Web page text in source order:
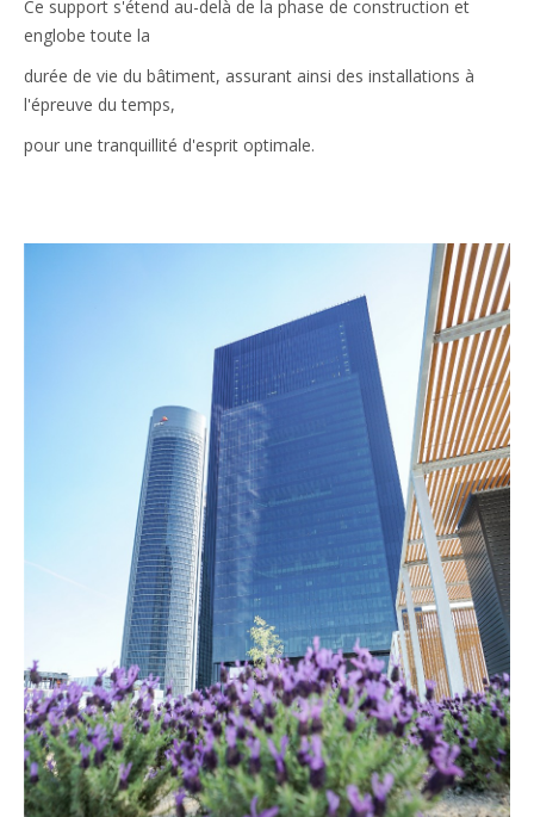
Ce support s'étend au-delà de la phase de construction et
englobe toute la
durée de vie du bâtiment, assurant ainsi des installations à
l'épreuve du temps,
pour une tranquillité d'esprit optimale.